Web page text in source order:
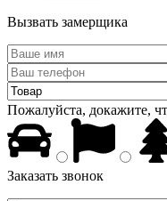
Вызвать замерщика
Пожалуйста, докажите,
Заказать звонок